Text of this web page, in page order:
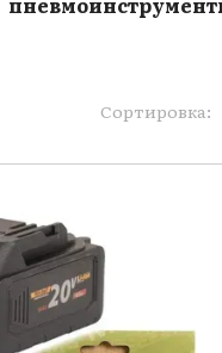
Сортировка: